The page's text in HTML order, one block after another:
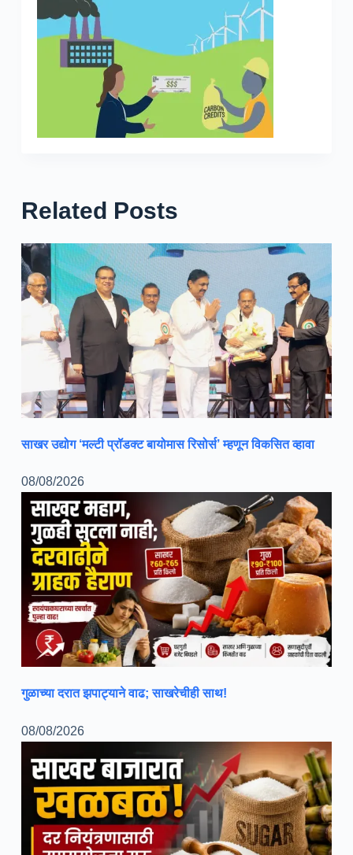
Related Posts
साखर उद्योग ‘मल्टी प्रॉडक्ट बायोमास रिसोर्स’ म्हणून विकसित व्हावा
08/08/2026
गुळाच्या दरात झपाट्याने वाढ; साखरेचीही साथ!
08/08/2026